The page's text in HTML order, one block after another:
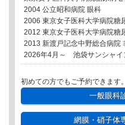
2004 公立昭和病院 眼科
2006 東京女子医科大学病院糖
2012 東京女子医科大学病院糖
2013 新渡戸記念中野総合病院
2026年4月～ 池袋サンシャ
初めての方でもご予約できます。
一般眼科
網膜・硝子体